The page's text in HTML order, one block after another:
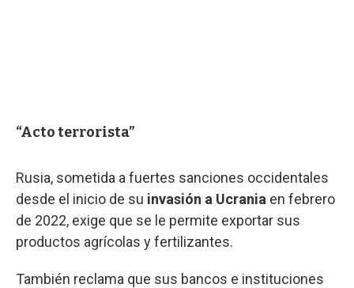
“Acto terrorista”
Rusia, sometida a fuertes sanciones occidentales
desde el inicio de su invasión a Ucrania en febrero
de 2022, exige que se le permite exportar sus
productos agrícolas y fertilizantes.
También reclama que sus bancos e instituciones